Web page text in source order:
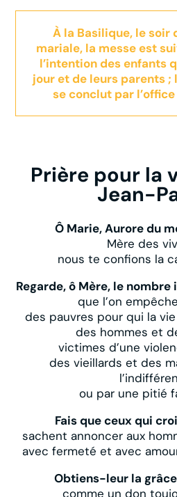
À la Basilique, le soir
mariale, la messe est
l’intention des enfants
jour et de leurs parents
se conclut par
Prière pour la
Jean-
Ô Marie, Aurore du
Mère des
nous te confions la
Regarde, ô Mère, le
que l’on
des pauvres pour qui la
des hommes et
victimes d’une
des vieillards et des
ou par une pitié
Fais que ceux qui
sachent annoncer aux
avec fermeté et avec
Obtiens-leur la
comme un don